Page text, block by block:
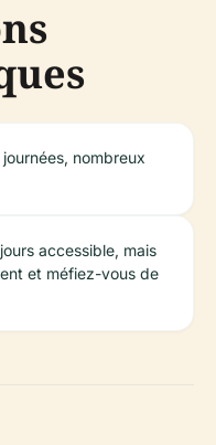
nombreux
accessible, mais
et méfiez-vous de